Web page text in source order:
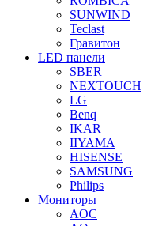
SUNWIND
Teclast
Гравитон
LED панели
SBER
NEXTOUCH
LG
Benq
IKAR
IIYAMA
HISENSE
SAMSUNG
Philips
Мониторы
AOC